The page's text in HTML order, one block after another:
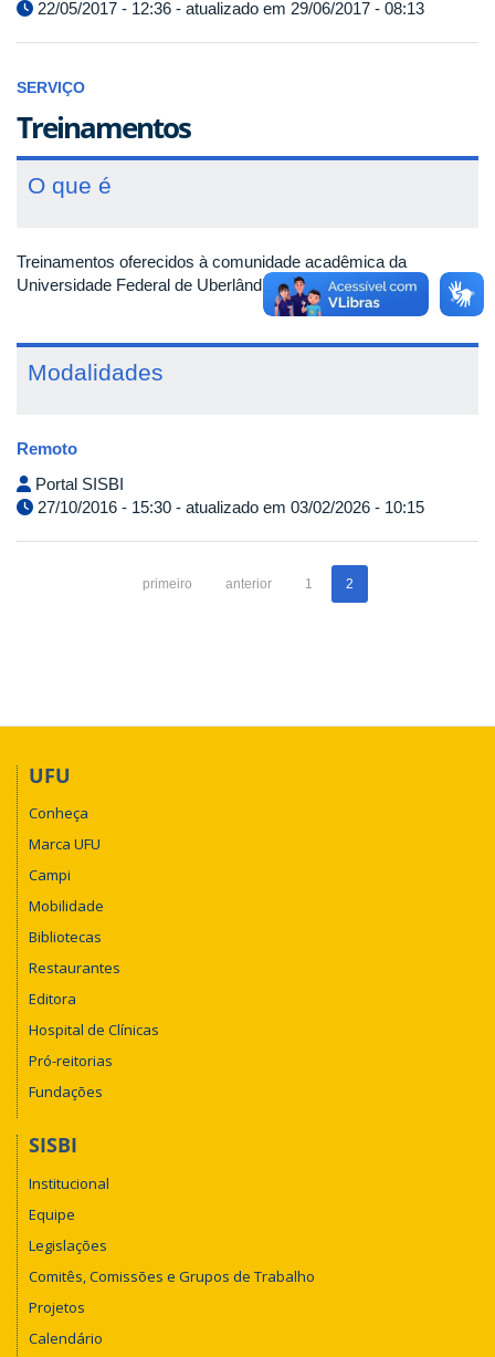
22/05/2017 - 12:36 - atualizado em 29/06/2017 - 08:13
SERVIÇO
Treinamentos
O que é
Treinamentos oferecidos à comunidade acadêmica da
Universidade Federal de Uberlândia.
Modalidades
Remoto
Portal SISBI
27/10/2016 - 15:30 - atualizado em 03/02/2026 - 10:15
primeiro anterior 1 2
UFU
Conheça
Marca UFU
Campi
Mobilidade
Bibliotecas
Restaurantes
Editora
Hospital de Clínicas
Pró-reitorias
Fundações
SISBI
Institucional
Equipe
Legislações
Comitês, Comissões e Grupos de Trabalho
Projetos
Calendário